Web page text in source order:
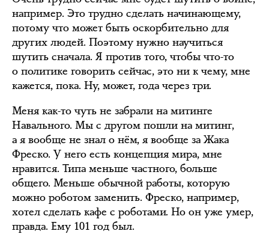
например. Это трудно сделать начинающему,
потому что может быть оскорбительно для
других людей. Поэтому нужно научиться
шутить сначала. Я против того, чтобы что-то
о политике говорить сейчас, это ни к чему, мне
кажется, пока. Ну, может, года через три.
Меня как-то чуть не забрали на митинге
Навального. Мы с другом пошли на митинг,
а я вообще не знал о нём, я вообще за Жака
Фреско. У него есть концепция мира, мне
нравится. Типа меньше частного, больше
общего. Меньше обычной работы, которую
можно роботом заменить. Фреско, например,
хотел сделать кафе с роботами. Но он уже умер,
правда. Ему 101 год был.